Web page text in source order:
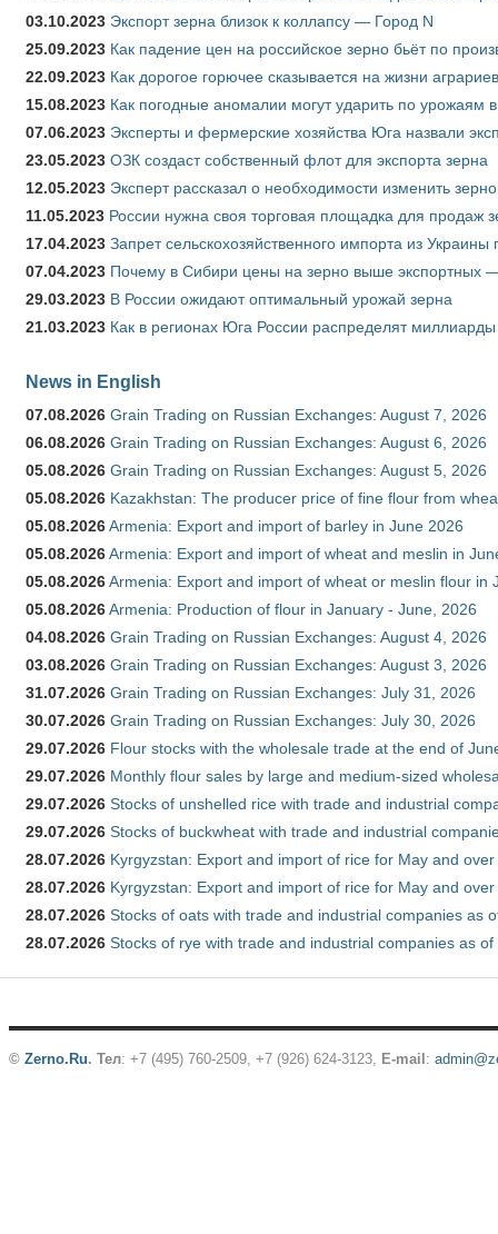
03.10.2023 Экспорт зерна близок к коллапсу — Город N
25.09.2023 Как падение цен на российское зерно бьёт по
22.09.2023 Как дорогое горючее сказывается на жизни аграриев
15.08.2023 Как погодные аномалии могут ударить по урожаям
07.06.2023 Эксперты и фермерские хозяйства Юга назвали
23.05.2023 ОЗК создаст собственный флот для экспорта зерна
12.05.2023 Эксперт рассказал о необходимости изменить
11.05.2023 России нужна своя торговая площадка для продаж
17.04.2023 Запрет сельскохозяйственного импорта из
07.04.2023 Почему в Сибири цены на зерно выше экспортных
29.03.2023 В России ожидают оптимальный урожай зерна
21.03.2023 Как в регионах Юга России распределят
News in English
07.08.2026 Grain Trading on Russian Exchanges: August 7, 2026
06.08.2026 Grain Trading on Russian Exchanges: August 6, 2026
05.08.2026 Grain Trading on Russian Exchanges: August 5, 2026
05.08.2026 Kazakhstan: The producer price of fine flour from
05.08.2026Armenia: Export and import of barley in June 2026
05.08.2026Armenia: Export and import of wheat and meslin in
05.08.2026Armenia: Export and import of wheat or meslin flour in
05.08.2026Armenia: Production of flour in January - June, 2026
04.08.2026 Grain Trading on Russian Exchanges: August 4, 2026
03.08.2026 Grain Trading on Russian Exchanges: August 3, 2026
31.07.2026 Grain Trading on Russian Exchanges: July 31, 2026
30.07.2026 Grain Trading on Russian Exchanges: July 30, 2026
29.07.2026 Flour stocks with the wholesale trade at the end of
29.07.2026 Monthly flour sales by large and medium-sized
29.07.2026 Stocks of unshelled rice with trade and industrial
29.07.2026 Stocks of buckwheat with trade and industrial
28.07.2026 Kyrgyzstan: Export and import of rice for May and
28.07.2026 Kyrgyzstan: Export and import of rice for May and
28.07.2026 Stocks of oats with trade and industrial companies as
28.07.2026 Stocks of rye with trade and industrial companies as
© Zerno.Ru. Тел: +7 (495) 760-2509, +7 (926) 624-3123, E-mail :